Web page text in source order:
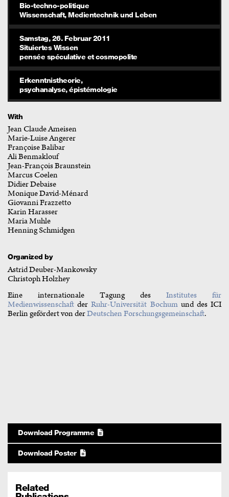
Bio-techno-politique
Wissenschaft, Medientechnik und Leben
Samstag, 26. Februar 2011
Situiertes Wissen
pensée spéculative et cosmopolite
Erkenntnistheorie,
psychanalyse, épistémologie
With
Jean Claude Ameisen
Marie-Luise Angerer
Françoise Balibar
Ali Benmaklouf
Jean-François Braunstein
Marcus Coelen
Didier Debaise
Monique David-Ménard
Giovanni Frazzetto
Karin Harasser
Maria Muhle
Henning Schmidgen
Organized by
Astrid Deuber-Mankowsky
Christoph Holzhey
Eine internationale Tagung des Institutes für
Medienwissenschaft derRuhr-Universität Bochum und des ICI
Berlin gefördert von derDeutschen Forschungsgemeinschaft.
Download Programme
Download Poster
Related